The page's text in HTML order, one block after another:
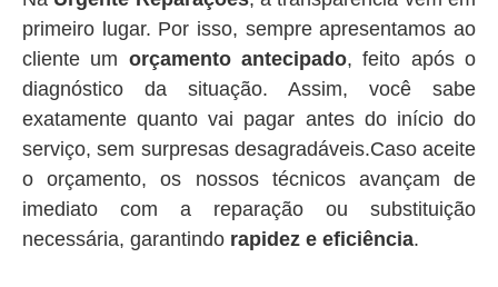
primeiro lugar. Por isso, sempre apresentamos ao
cliente um orçamento antecipado, feito após o
diagnóstico da situação. Assim, você sabe
exatamente quanto vai pagar antes do início do
serviço, sem surpresas desagradáveis.Caso aceite
o orçamento, os nossos técnicos avançam de
imediato com a reparação ou substituição
necessária, garantindo rapidez e eficiência.